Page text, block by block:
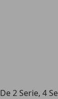
De 2 Serie, 4